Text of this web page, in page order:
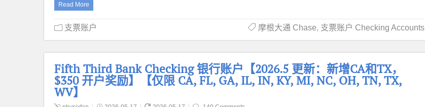
Read More
支票账户 摩根大通 Chase, 支票账户 Checking Accounts
Fifth Third Bank Checking 银行账户【2026.5 更新：新增CA和TX，
$350 开户奖励】【仅限 CA, FL, GA, IL, IN, KY, MI, NC, OH, TN, TX,
WV】